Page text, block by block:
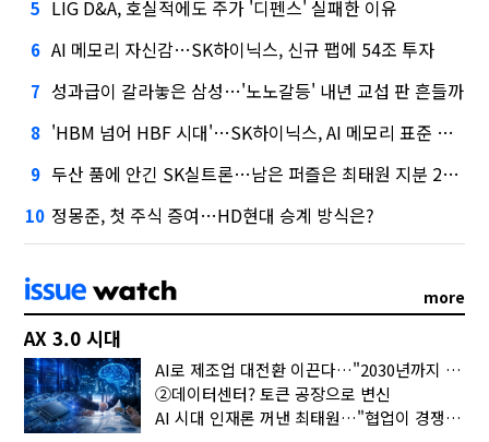
5 LIG D&A, 호실적에도 주가 '디펜스' 실패한 이유
6 AI 메모리 자신감…SK하이닉스, 신규 팹에 54조 투자
7 성과급이 갈라놓은 삼성…'노노갈등' 내년 교섭 판 흔들까
8 'HBM 넘어 HBF 시대'…SK하이닉스, AI 메모리 표준 선점 나섰다
9 두산 품에 안긴 SK실트론…남은 퍼즐은 최태원 지분 29.4%
10 정몽준, 첫 주식 증여…HD현대 승계 방식은?
more
AX 3.0 시대
AI로 제조업 대전환 이끈다…"2030년까지 민관합동 20조 투자"
②데이터센터? 토큰 공장으로 변신
AI 시대 인재론 꺼낸 최태원…"협업이 경쟁력"